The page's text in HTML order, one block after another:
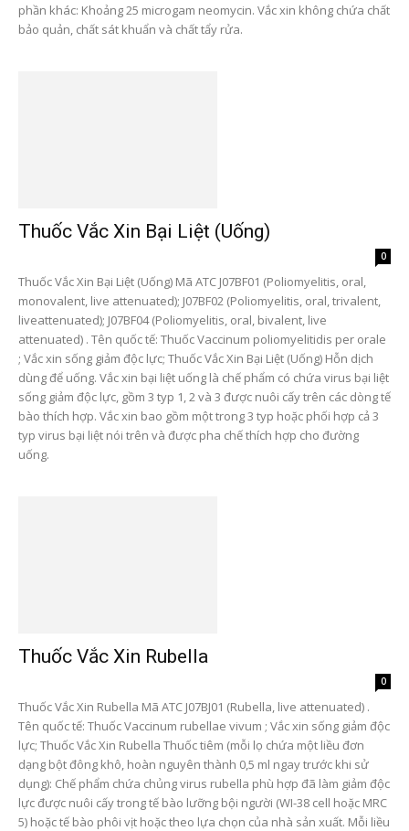
phần khác: Khoảng 25 microgam neomycin. Vắc xin không chứa chất
bảo quản, chất sát khuẩn và chất tẩy rửa.
Thuốc Vắc Xin Bại Liệt (Uống)
0
Thuốc Vắc Xin Bại Liệt (Uống) Mã ATC J07BF01 (Poliomyelitis, oral,
monovalent, live attenuated); J07BF02 (Poliomyelitis, oral, trivalent,
liveattenuated); J07BF04 (Poliomyelitis, oral, bivalent, live
attenuated) . Tên quốc tế: Thuốc Vaccinum poliomyelitidis per orale
; Vắc xin sống giảm độc lực; Thuốc Vắc Xin Bại Liệt (Uống) Hỗn dịch
dùng để uống. Vắc xin bại liệt uống là chế phẩm có chứa virus bại liệt
sống giảm độc lực, gồm 3 typ 1, 2 và 3 được nuôi cấy trên các dòng tế
bào thích hợp. Vắc xin bao gồm một trong 3 typ hoặc phối hợp cả 3
typ virus bại liệt nói trên và được pha chế thích hợp cho đường
uống.
Thuốc Vắc Xin Rubella
0
Thuốc Vắc Xin Rubella Mã ATC J07BJ01 (Rubella, live attenuated) .
Tên quốc tế: Thuốc Vaccinum rubellae vivum ; Vắc xin sống giảm độc
lực; Thuốc Vắc Xin Rubella Thuốc tiêm (mỗi lọ chứa một liều đơn
dạng bột đông khô, hoàn nguyên thành 0,5 ml ngay trước khi sử
dụng): Chế phẩm chứa chủng virus rubella phù hợp đã làm giảm độc
lực được nuôi cấy trong tế bào lưỡng bội người (WI-38 cell hoặc MRC
5) hoặc tế bào phôi vịt hoặc theo lựa chọn của nhà sản xuất. Mỗi liều